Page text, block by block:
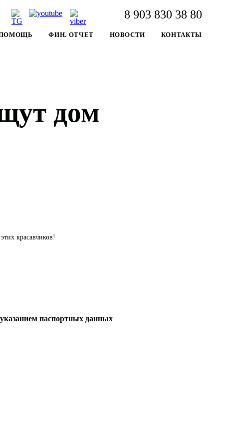
ПОМОЩЬ ФИН. ОТЧЕТ НОВОСТИ КОНТАКТЫ
8 903 830 38 80
дом
красавчиков!
паспортных данных